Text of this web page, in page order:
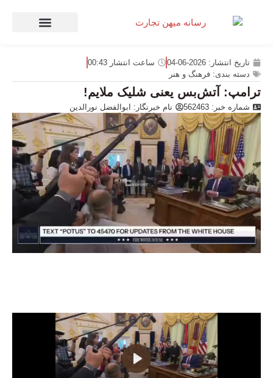
تاریخ انتشار: 2026-06-04 ساعت انتشار 00:43
دسته بندی: فرهنگ و هنر
ترامپ: آتش‌بس یعنی شلیک ملایم!
شماره خبر: 562463 نام خبرنگار: ابوالفضل نورالدین